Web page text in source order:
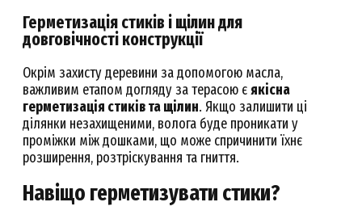
Герметизація стиків і щілин для
довговічності конструкції
Окрім захисту деревини за допомогою масла,
важливим етапом догляду за терасою єякісна
герметизація стиків та щілин. Якщо залишити ці
ділянки незахищеними, волога буде проникати у
проміжки між дошками, що може спричинити їхнє
розширення, розтріскування та гниття.
Навіщо герметизувати стики?